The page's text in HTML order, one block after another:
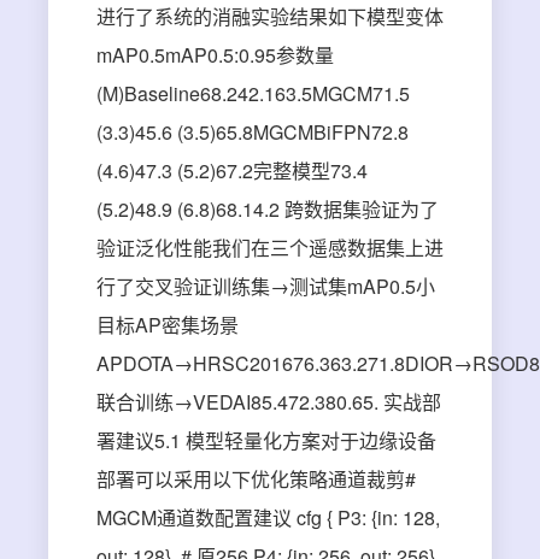
进行了系统的消融实验结果如下模型变体
mAP0.5mAP0.5:0.95参数量
(M)Baseline68.242.163.5MGCM71.5
(3.3)45.6 (3.5)65.8MGCMBiFPN72.8
(4.6)47.3 (5.2)67.2完整模型73.4
(5.2)48.9 (6.8)68.14.2 跨数据集验证为了
验证泛化性能我们在三个遥感数据集上进
行了交叉验证训练集→测试集mAP0.5小
目标AP密集场景
联合训练→VEDAI85.472.380.65. 实战部
署建议5.1 模型轻量化方案对于边缘设备
部署可以采用以下优化策略通道裁剪#
MGCM通道数配置建议 cfg { P3: {in: 128,